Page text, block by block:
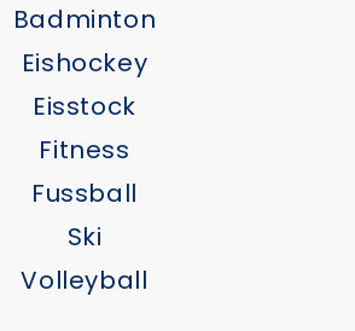
Badminton
Eishockey
Eisstock
Fitness
Fussball
Ski
Volleyball